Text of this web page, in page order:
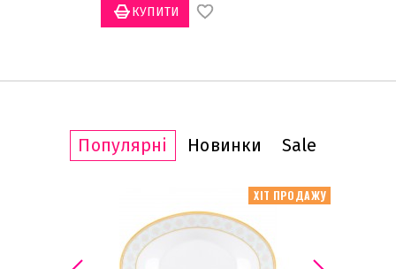
Популярні Новинки Sale
ХІТ ПРОДАЖУ